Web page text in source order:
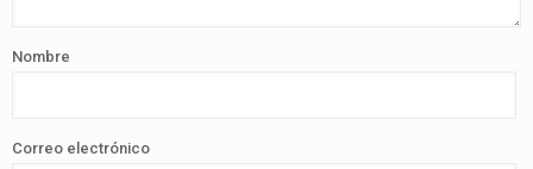
Nombre
Correo electrónico